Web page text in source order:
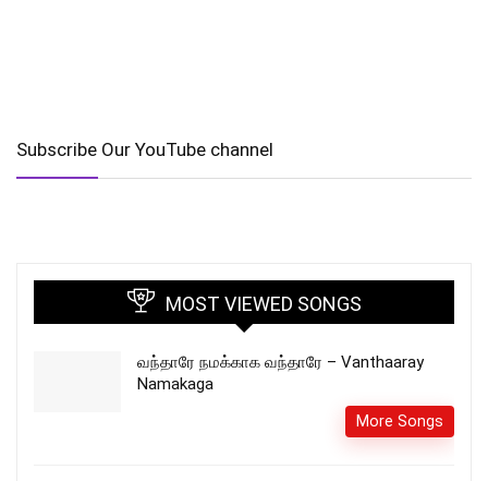
Subscribe Our YouTube channel
MOST VIEWED SONGS
வந்தாரே நமக்காக வந்தாரே – Vanthaaray
Namakaga
More Songs